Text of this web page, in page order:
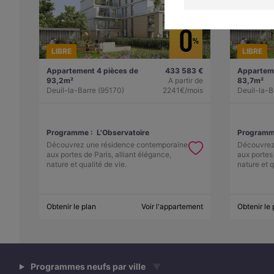
LIBRE
Appartement 4 pièces de
93,2m²
Deuil-la-Barre (95170)
433 583 €
A partir de
2241€/mois
Programme : L'Observatoire
Découvrez une résidence contemporaine
aux portes de Paris, alliant élégance,
nature et qualité de vie.
Obtenir le plan Voir l'appartement
LIBRE
83,7m²
Deuil-la-
aux
nature et
Obtenir le
Programmes neufs par ville